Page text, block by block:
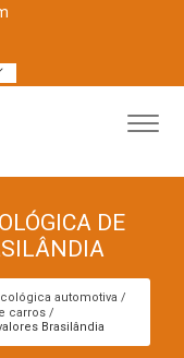
DE
automotiva
carros
Brasilândia